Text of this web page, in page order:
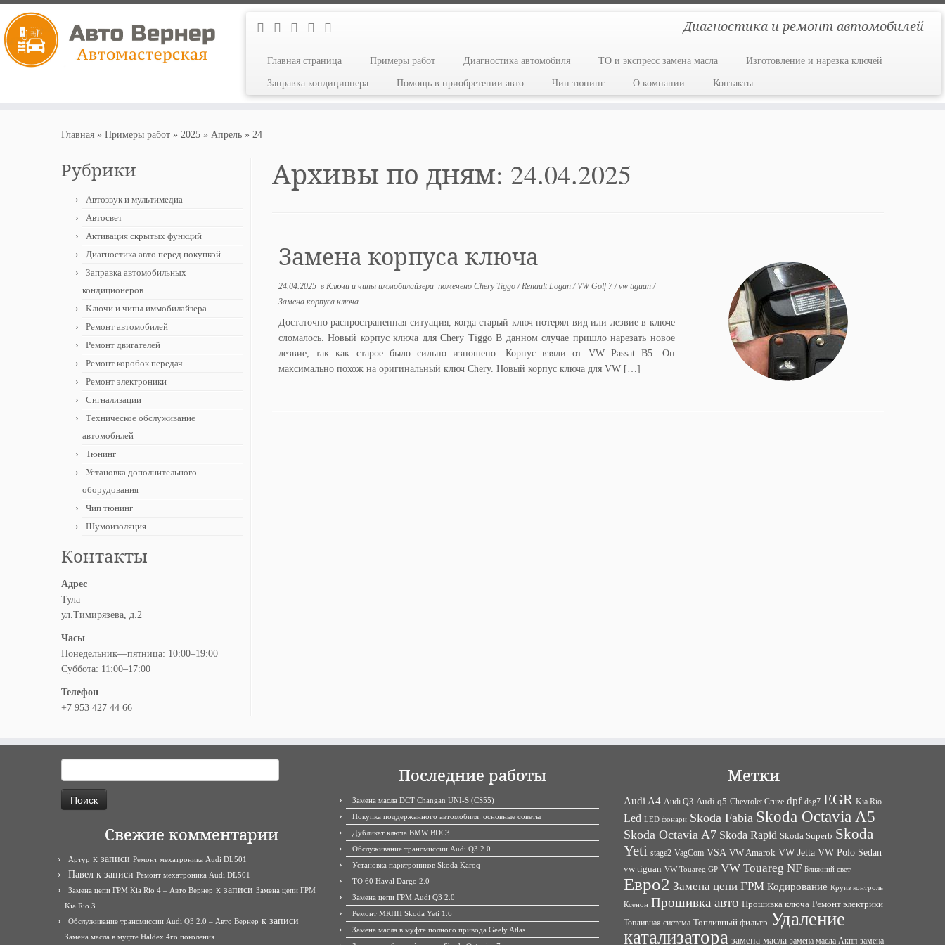
Диагностика и ремонт автомобилей
Главная страница Примеры работ Диагностика автомобиля ТО и экспресс замена масла Изготовление и нарезка ключей
Заправка кондиционера Помощь в приобретении авто Чип тюнинг О компании Контакты
Главная » Примеры работ » 2025 » Апрель » 24
Рубрики
Автозвук и мультимедиа
Автосвет
Активация скрытых функций
Диагностика авто перед покупкой
Заправка автомобильных
кондиционеров
Ключи и чипы иммобилайзера
Ремонт автомобилей
Ремонт двигателей
Ремонт коробок передач
Ремонт электроники
Сигнализации
Техническое обслуживание
автомобилей
Тюнинг
Установка дополнительного
оборудования
Чип тюнинг
Шумоизоляция
Контакты
Адрес
Тула
ул.Тимирязева, д.2
Часы
Понедельник—пятница: 10:00–19:00
Суббота: 11:00–17:00
Телефон
+7 953 427 44 66
Архивы по дням: 24.04.2025
Замена корпуса ключа
24.04.2025в Ключи и чипы иммобилайзера помечено Chery Tiggo/Renault Logan/ VW Golf 7/vw tiguan/
Замена корпуса ключа
Достаточно распространенная ситуация, когда старый ключ потерял вид или лезвие в ключе
сломалось. Новый корпус ключа для Chery Tiggo В данном случае пришло нарезать новое
лезвие, так как старое было сильно изношено. Корпус взяли от VW Passat B5. Он
максимально похож на оригинальный ключ Chery. Новый корпус ключа для VW […]
Свежие комментарии
Артур к записи Ремонт мехатроника Audi DL501
Павел к записи Ремонт мехатроника Audi DL501
Замена цепи ГРМ Kia Rio 4 – Авто Вернер к записи Замена цепи ГРМ
Kia Rio 3
Обслуживание трансмиссии Audi Q3 2.0 – Авто Вернер к записи
Замена масла в муфте Haldex 4го поколения
Последние работы
Замена масла DCT Changan UNI-S (CS55)
Покупка поддержанного автомобиля: основные советы
Дубликат ключа BMW BDC3
Обслуживание трансмиссии Audi Q3 2.0
Установка парктроников Skoda Karoq
ТО 60 Haval Dargo 2.0
Замена цепи ГРМ Audi Q3 2.0
Ремонт МКПП Skoda Yeti 1.6
Замена масла в муфте полного привода Geely Atlas
Метки
Audi A4 Audi Q3 Audi q5 Chevrolet Cruze dpf dsg7 EGR Kia Rio
Led LED фонари Skoda Fabia Skoda Octavia A5
Skoda Octavia A7 Skoda Rapid Skoda Superb Skoda
Yeti stage2 VagCom VSA VW Amarok VW Jetta VW Polo Sedan
vw tiguan VW Touareg GP VW Touareg NF Ближний свет
Евро2 Замена цепи ГРМ Кодирование Круиз контроль
Ксенон Прошивка авто Прошивка ключа Ремонт электрики
Топливная система Топливный фильтр Удаление
катализатора замена масла замена масла Акпп замена